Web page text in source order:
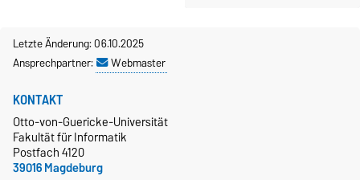
Letzte Änderung: 06.10.2025
Ansprechpartner:
Webmaster
KONTAKT
Otto-von-Guericke-Universität
Fakultät für Informatik
Postfach 4120
39016 Magdeburg